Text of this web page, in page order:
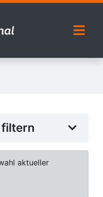
aktueller